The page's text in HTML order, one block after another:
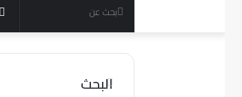
بحث
عن
البحث